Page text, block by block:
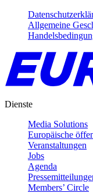
Allgemeine
Dienste
Media Solutions
Europäische
Veranstaltungen
Jobs
Agenda
Members’ Circle